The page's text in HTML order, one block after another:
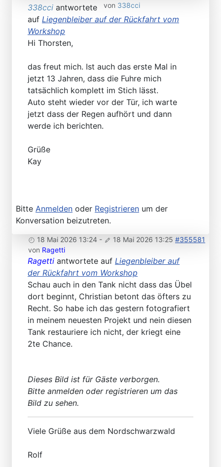
von 338cci
338cci antwortete
auf Liegenbleiber auf der Rückfahrt vom
Workshop
Hi Thorsten,
das freut mich. Ist auch das erste Mal in
jetzt 13 Jahren, dass die Fuhre mich
tatsächlich komplett im Stich lässt.
Auto steht wieder vor der Tür, ich warte
jetzt dass der Regen aufhört und dann
werde ich berichten.
Grüße
Kay
Bitte Anmelden oder Registrieren um der
Konversation beizutreten.
18 Mai 2026 13:24 - 18 Mai 2026 13:25 #355581
von Ragetti
Ragetti antwortete auf Liegenbleiber auf
der Rückfahrt vom Workshop
Schau auch in den Tank nicht dass das Übel
dort beginnt, Christian betont das öfters zu
Recht. So habe ich das gestern fotografiert
in meinem neuesten Projekt und nein diesen
Tank restauriere ich nicht, der kriegt eine
2te Chance.
Dieses Bild ist für Gäste verborgen.
Bitte anmelden oder registrieren um das
Bild zu sehen.
Viele Grüße aus dem Nordschwarzwald
Rolf